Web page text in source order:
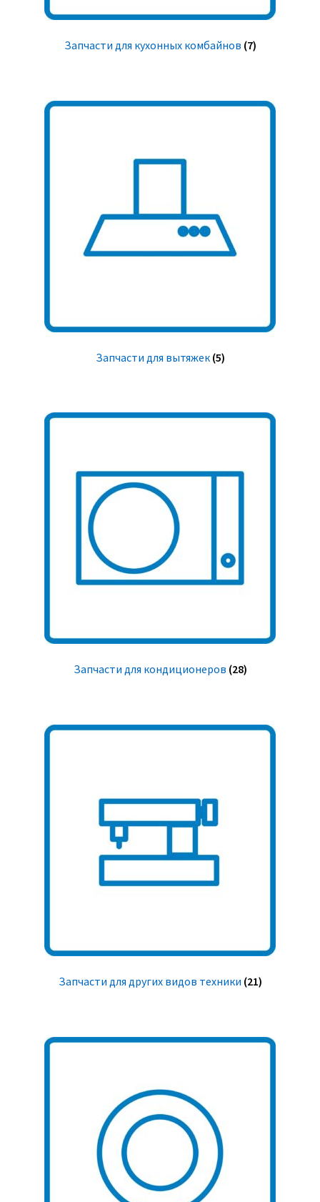
Запчасти для кухонных комбайнов (7)
Запчасти для вытяжек (5)
Запчасти для кондиционеров (28)
Запчасти для других видов техники (21)